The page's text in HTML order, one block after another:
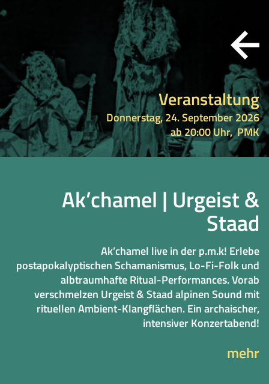
Veranstaltung
Donnerstag, 24. September 2026
ab 20:00 Uhr,PMK
Ak’chamel | Urgeist &
Staad
Ak’chamel live in der p.m.k! Erlebe
postapokalyptischen Schamanismus, Lo-Fi-Folk und
albtraumhafte Ritual-Performances. Vorab
verschmelzen Urgeist & Staad alpinen Sound mit
rituellen Ambient-Klangflächen. Ein archaischer,
intensiver Konzertabend!
mehr